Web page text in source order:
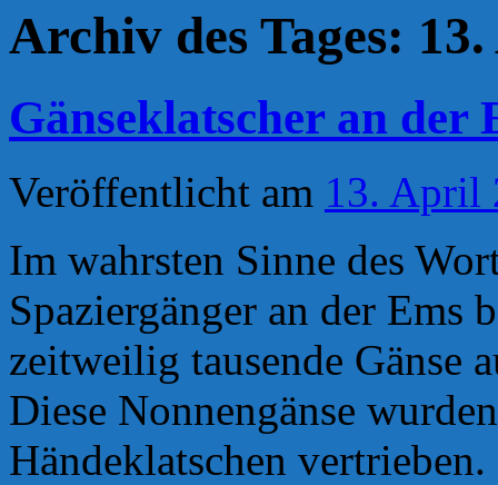
Archiv des Tages:
Gänseklatscher an der
Veröffentlicht am 13. April
Im wahrsten Sinne des
Spaziergänger an der Ems
zeitweilig tausende Gänse
Diese Nonnengänse
Händeklatschen vertrieben.